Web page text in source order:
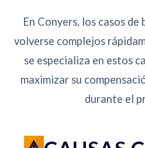
En Conyers, los casos
volverse complejos
se especializa en estos
maximizar su
durante el